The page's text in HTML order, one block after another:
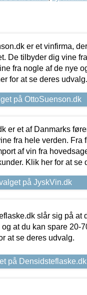
er et vinfirma,
De tilbyder dig vine
fra nogle af de nye
for at se deres udvalg.
på OttoSuenson.dk
er et af Danmarks
fra hele verden. Fra
af vin fra
Klik her for at se
på JyskVin.dk
slår sig på
og at du kan spare 20-
at se deres udvalg.
på Densidsteflaske.dk